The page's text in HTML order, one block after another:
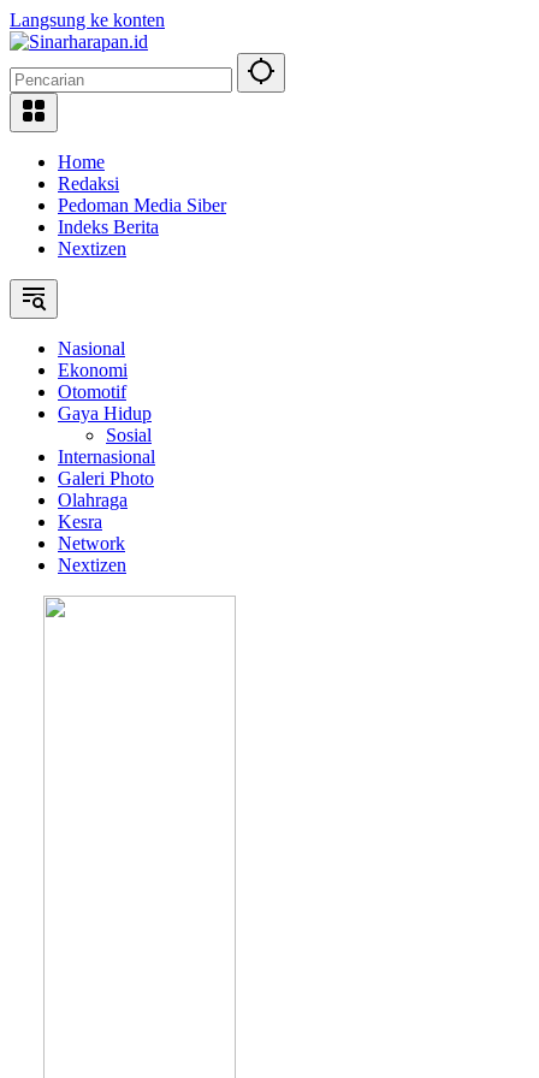
Langsung ke konten
Home
Redaksi
Pedoman Media Siber
Indeks Berita
Nextizen
Nasional
Ekonomi
Otomotif
Gaya Hidup
Sosial
Internasional
Galeri Photo
Olahraga
Kesra
Network
Nextizen